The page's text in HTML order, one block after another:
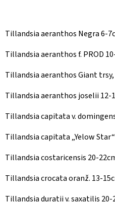
Tillandsia aeranthos Negra 6-
Tillandsia aeranthos f. PROD
Tillandsia aeranthos Giant trsy,
Tillandsia aeranthos joselii 12-
Tillandsia capitata v.
Tillandsia capitata „Yelow
Tillandsia costaricensis 20-
Tillandsia crocata oranž. 13-
Tillandsia duratii v. saxatilis 20-